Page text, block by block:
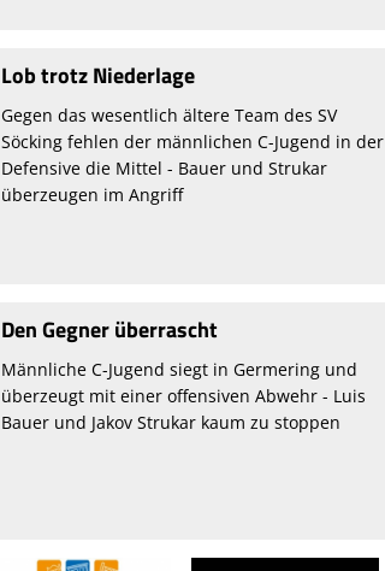
Lob trotz Niederlage
Gegen das wesentlich ältere Team des SV
Söcking fehlen der männlichen C-Jugend in der
Defensive die Mittel - Bauer und Strukar
überzeugen im Angriff
Den Gegner überrascht
Männliche C-Jugend siegt in Germering und
überzeugt mit einer offensiven Abwehr - Luis
Bauer und Jakov Strukar kaum zu stoppen